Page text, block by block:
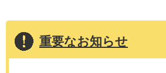
重要なお知らせ